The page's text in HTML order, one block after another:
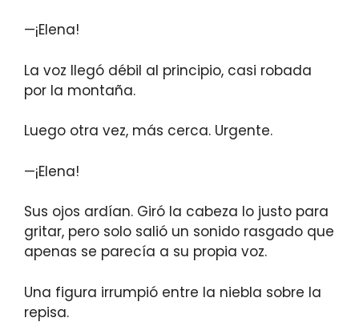
—¡Elena!
La voz llegó débil al principio, casi robada
por la montaña.
Luego otra vez, más cerca. Urgente.
—¡Elena!
Sus ojos ardían. Giró la cabeza lo justo para
gritar, pero solo salió un sonido rasgado que
apenas se parecía a su propia voz.
Una figura irrumpió entre la niebla sobre la
repisa.